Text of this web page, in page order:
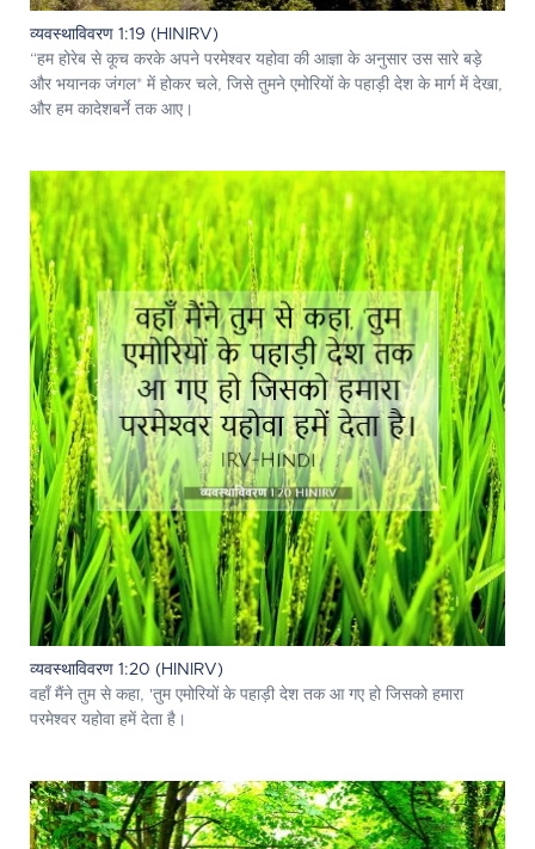
व्यवस्थाविवरण 1:19 (HINIRV)
“हम होरेब से कूच करके अपने परमेश्‍वर यहोवा की आज्ञा के अनुसार उस सारे बड़े
और भयानक जंगल* में होकर चले, जिसे तुमने एमोरियों के पहाड़ी देश के मार्ग में देखा,
और हम कादेशबर्ने तक आए।
व्यवस्थाविवरण 1:20 (HINIRV)
वहाँ मैंने तुम से कहा, 'तुम एमोरियों के पहाड़ी देश तक आ गए हो जिसको हमारा
परमेश्‍वर यहोवा हमें देता है।